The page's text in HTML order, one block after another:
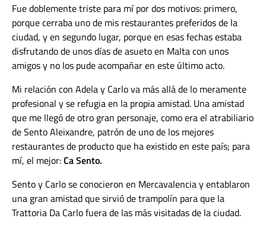
Fue doblemente triste para mí por dos motivos: primero,
porque cerraba uno de mis restaurantes preferidos de la
ciudad, y en segundo lugar, porque en esas fechas estaba
disfrutando de unos días de asueto en Malta con unos
amigos y no los pude acompañar en este último acto.
Mi relación con Adela y Carlo va más allá de lo meramente
profesional y se refugia en la propia amistad. Una amistad
que me llegó de otro gran personaje, como era el atrabiliario
de Sento Aleixandre, patrón de uno de los mejores
restaurantes de producto que ha existido en este país; para
mí, el mejor:Ca Sento.
Sento y Carlo se conocieron en Mercavalencia y entablaron
una gran amistad que sirvió de trampolín para que la
Trattoria Da Carlo fuera de las más visitadas de la ciudad.